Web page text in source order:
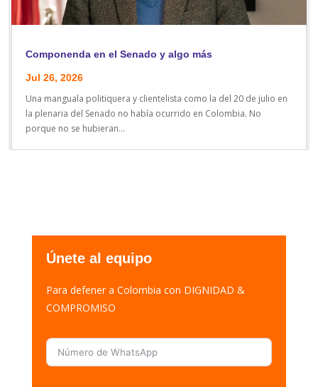
Componenda en el Senado y algo más
Jul 26, 2026
Una manguala politiquera y clientelista como la del 20 de julio en
la plenaria del Senado no había ocurrido en Colombia. No
porque no se hubieran...
Únete al equipo
Para defener a Colombia con DIGNIDAD &
COMPROMISO